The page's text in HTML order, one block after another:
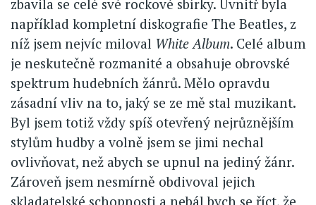
zbavila se celé své rockové sbírky. Uvnitř byla
například kompletní diskografie The Beatles, z
níž jsem nejvíc miloval White Album. Celé album
je neskutečně rozmanité a obsahuje obrovské
spektrum hudebních žánrů. Mělo opravdu
zásadní vliv na to, jaký se ze mě stal muzikant.
Byl jsem totiž vždy spíš otevřený nejrůznějším
stylům hudby a volně jsem se jimi nechal
ovlivňovat, než abych se upnul na jediný žánr.
Zároveň jsem nesmírně obdivoval jejich
skladatelské schopnosti a nebál bych se říct, že